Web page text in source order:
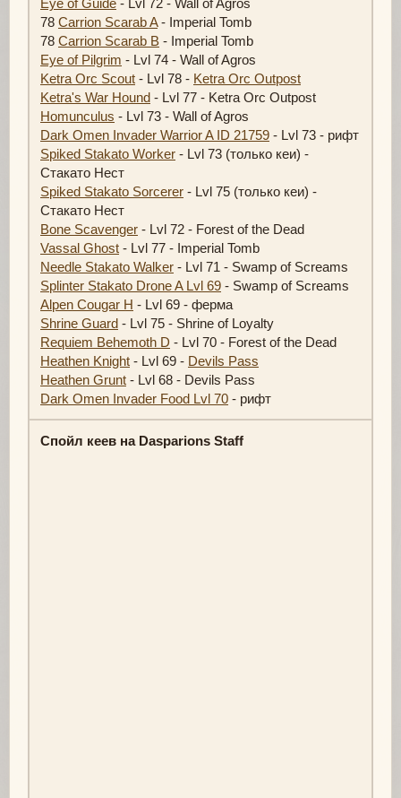
78 Carrion Scarab A- Imperial Tomb
78 Carrion Scarab B - Imperial Tomb
Eye of Pilgrim - Lvl 74 - Wall of Agros
Ketra Orc Scout - Lvl 78 - Ketra Orc Outpost
Ketra's War Hound - Lvl 77 - Ketra Orc Outpost
Homunculus - Lvl 73 - Wall of Agros
Dark Omen Invader Warrior A ID 21759 - Lvl 73 - рифт
Spiked Stakato Worker - Lvl 73 (только кеи) -
Стакато Нест
Spiked Stakato Sorcerer - Lvl 75 (только кеи) -
Стакато Нест
Bone Scavenger - Lvl 72 - Forest of the Dead
Vassal Ghost - Lvl 77 - Imperial Tomb
Needle Stakato Walker - Lvl 71 - Swamp of Screams
Splinter Stakato Drone A Lvl 69 - Swamp of Screams
Alpen Cougar H - Lvl 69 - ферма
Shrine Guard - Lvl 75 - Shrine of Loyalty
Requiem Behemoth D - Lvl 70 - Forest of the Dead
Heathen Knight - Lvl 69 - Devils Pass
Heathen Grunt - Lvl 68 - Devils Pass
Dark Omen Invader Food Lvl 70 - рифт
Спойл кеев на Dasparions Staff